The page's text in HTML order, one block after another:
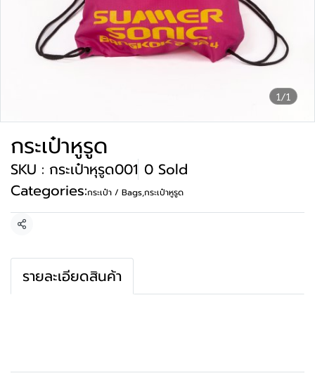
1/1
กระเป๋าหูรูด
SKU : กระเป๋าหุรูด001 0 Sold
Categories:กระเป๋า / Bags,กระเป๋าหูรูด
Share
รายละเอียดสินค้า